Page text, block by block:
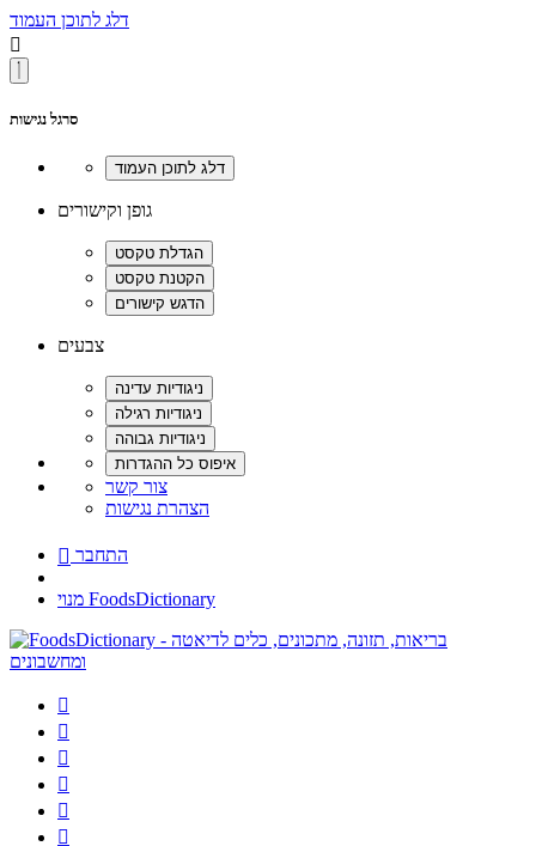
דלג לתוכן העמוד

סרגל נגישות
גופן וקישורים
צבעים
צור קשר
הצהרת נגישות
 התחבר
מנוי FoodsDictionary





